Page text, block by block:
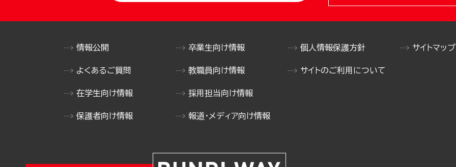
情報公開
よくあるご質問
在学生向け情報
保護者向け情報
卒業生向け情報
教職員向け情報
採用担当向け情報
報道・メディア向け情報
個人情報保護方針
サイトのご利用について
サイトマップ